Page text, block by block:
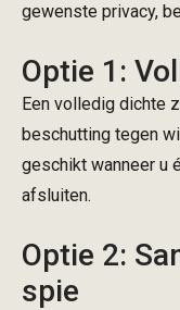
gewenste privacy,
Optie 1:
Een volledig dichte
beschutting tegen
geschikt wanneer u
afsluiten.
Optie 2:
spie